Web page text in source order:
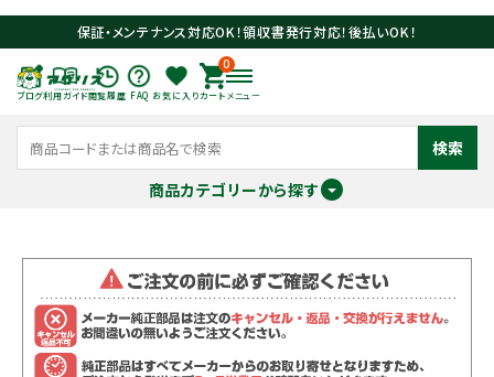
保証・メンテナンス対応OK！領収書発行対応！後払いOK！
ブログ利用ガイド閲覧履歴 FAQ お気に入り
0
カート メニュー
検索
商品カテゴリーから探す
ログイン person 会員登録
search